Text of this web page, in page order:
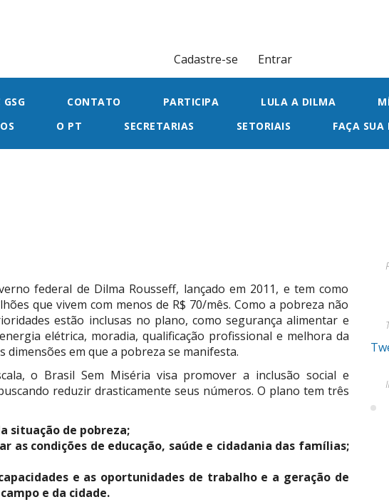
Cadastre-se Entrar
GSG CONTATO PARTICIPA LULA A DILMA
O PT SECRETARIAS SETORIAIS FAÇA SUA
federal de Dilma Rousseff, lançado em 2011, e tem como
que vivem com menos de R$ 70/mês. Como a pobreza não
estão inclusas no plano, como segurança alimentar e
elétrica, moradia, qualificação profissional e melhora da
em que a pobreza se manifesta.
o Brasil Sem Miséria visa promover a inclusão social e
reduzir drasticamente seus números. O plano tem três
situação de pobreza;
as condições de educação, saúde e cidadania das famílias;
e as oportunidades de trabalho e a geração de
e da cidade.